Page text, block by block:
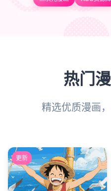
热门
精选优质漫画
更新